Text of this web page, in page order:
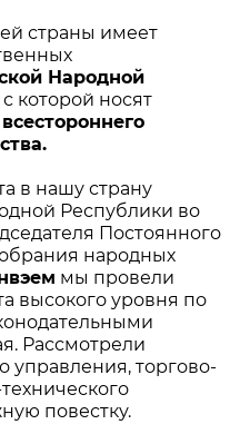
страны имеет
Народной
которой носят
в нашу страну
Республики во
Постоянного
народных
мы провели
высокого уровня по
Рассмотрели
управления, торгово-
повестку.